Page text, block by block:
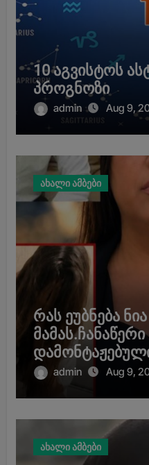
10 აგვისტოს
პროგნოზი
admin Aug 9,
ახალი ამბები
რას ეუბნება
აპარატიდან.
admin Aug 9,
ახალი ამბები